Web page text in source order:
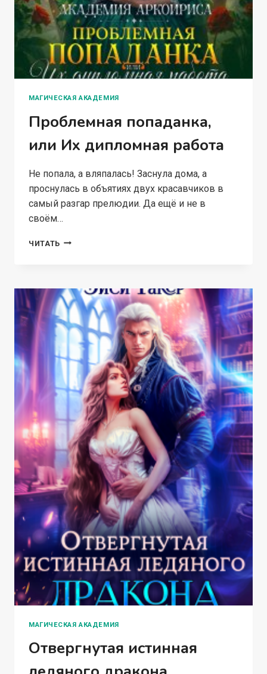
МАГИЧЕСКАЯ АКАДЕМИЯ
Проблемная попаданка,
или Их дипломная работа
Не попала, а вляпалась! Заснула дома, а
проснулась в объятиях двух красавчиков в
самый разгар прелюдии. Да ещё и не в
своём…
ЧИТАТЬ ПРОБЛЕМНАЯ
ДИПЛОМНАЯ
РАБОТА
МАГИЧЕСКАЯ АКАДЕМИЯ
Отвергнутая истинная